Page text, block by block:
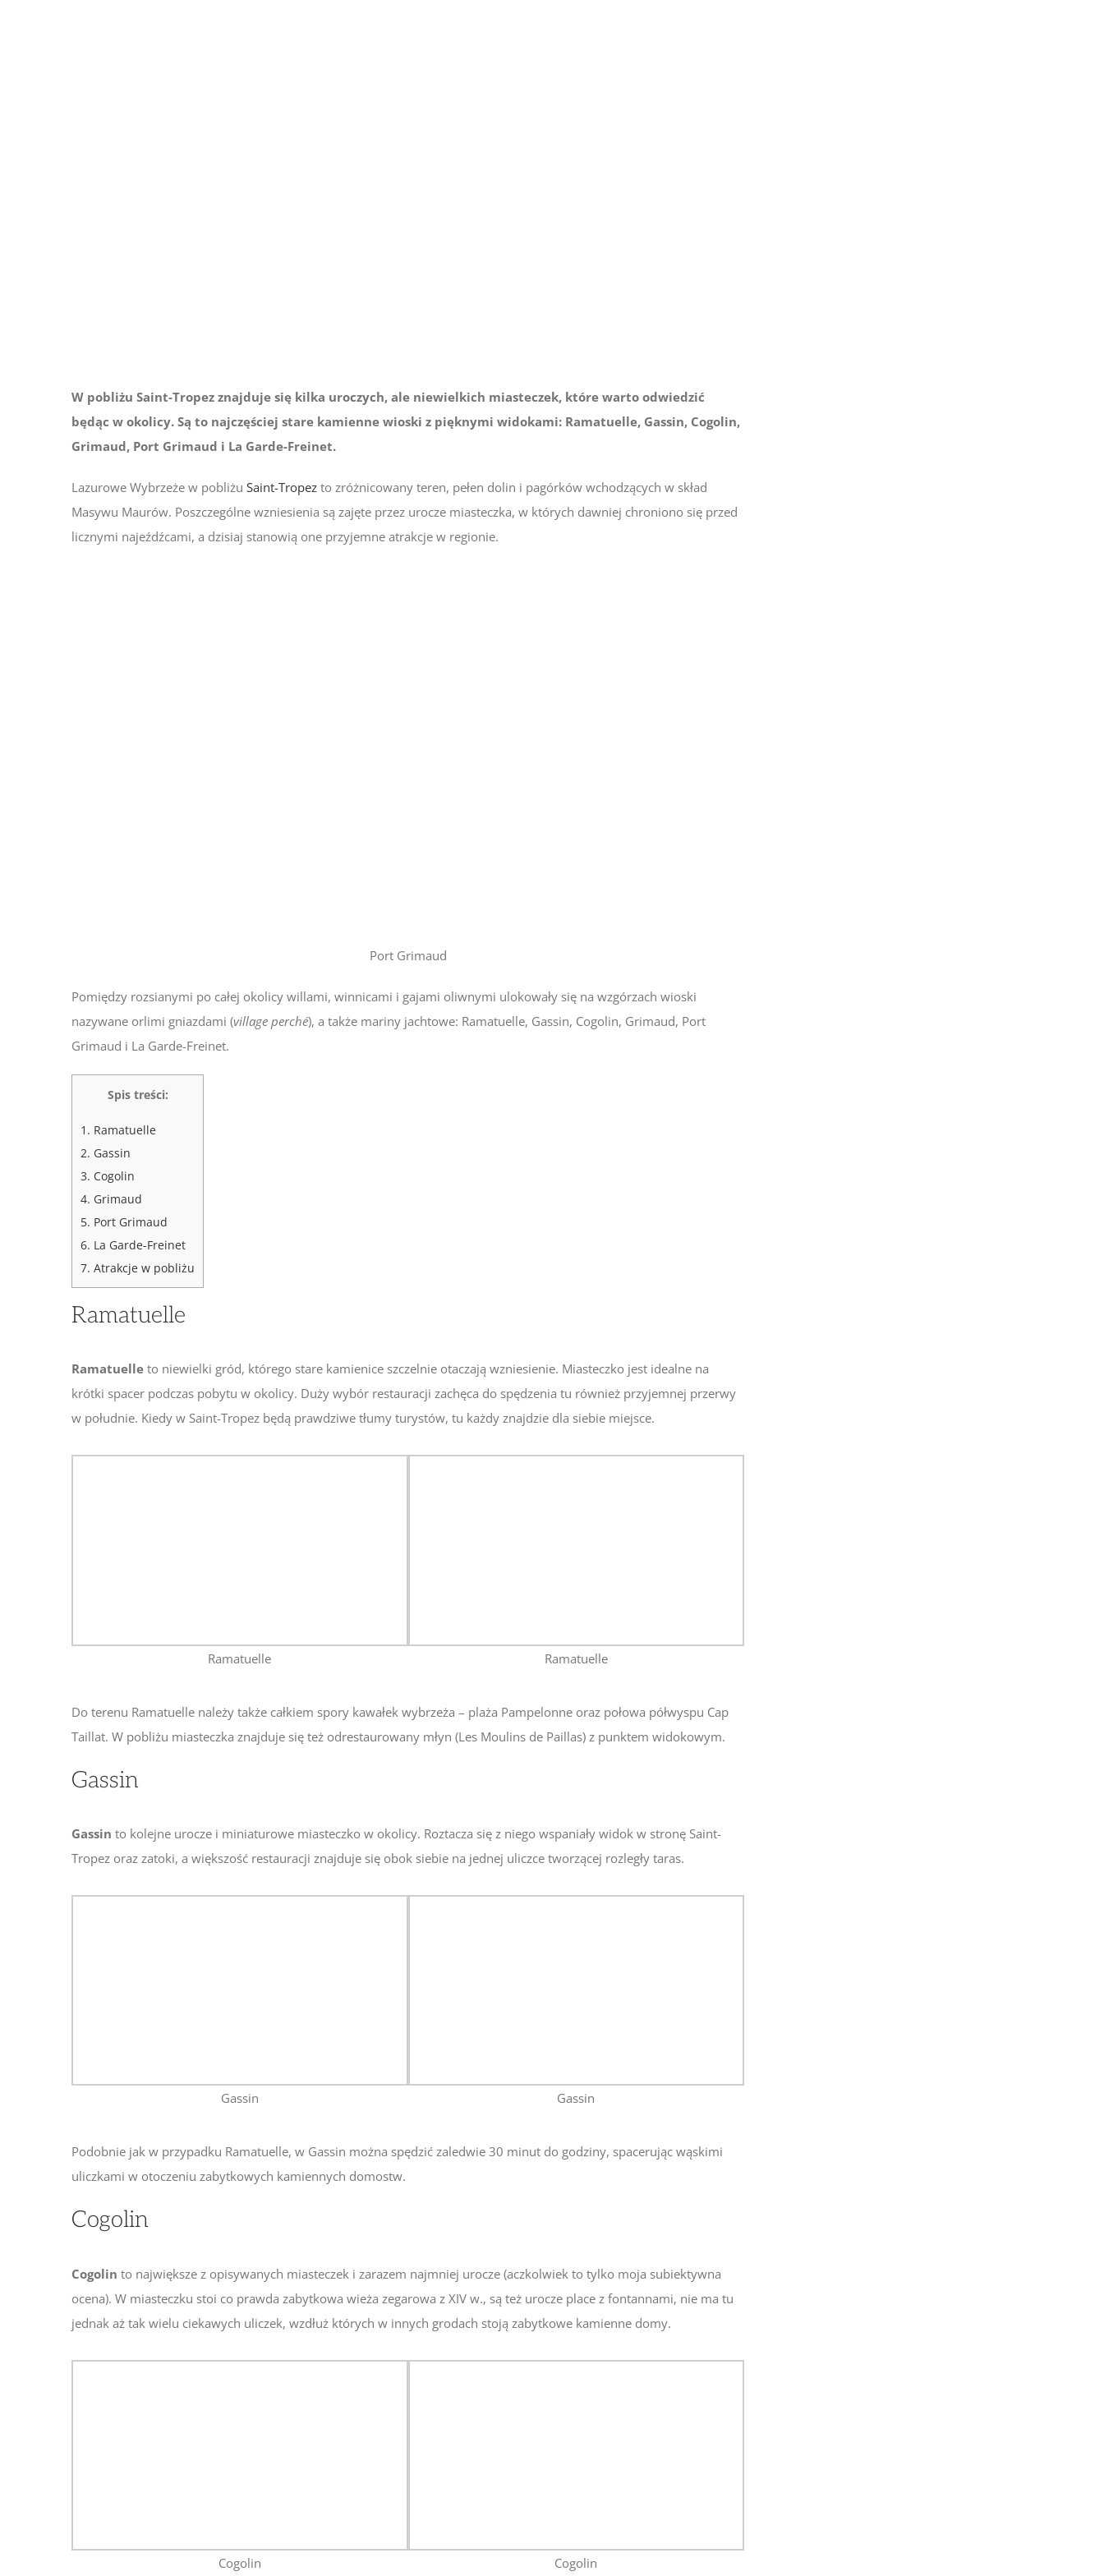
W pobliżu Saint-Tropez znajduje się kilka uroczych, ale niewielkich miasteczek, które warto odwiedzić
będąc w okolicy. Są to najczęściej stare kamienne wioski z pięknymi widokami: Ramatuelle, Gassin, Cogolin,
Grimaud, Port Grimaud i La Garde-Freinet.
Lazurowe Wybrzeże w pobliżu Saint-Tropez to zróżnicowany teren, pełen dolin i pagórków wchodzących w skład
Masywu Maurów. Poszczególne wzniesienia są zajęte przez urocze miasteczka, w których dawniej chroniono się przed
licznymi najeźdźcami, a dzisiaj stanowią one przyjemne atrakcje w regionie.
Port Grimaud
Pomiędzy rozsianymi po całej okolicy willami, winnicami i gajami oliwnymi ulokowały się na wzgórzach wioski
nazywane orlimi gniazdami (village perché), a także mariny jachtowe: Ramatuelle, Gassin, Cogolin, Grimaud, Port
Grimaud i La Garde-Freinet.
Spis treści:
1. Ramatuelle
2. Gassin
3. Cogolin
4. Grimaud
5. Port Grimaud
6. La Garde-Freinet
7. Atrakcje w pobliżu
Ramatuelle
Ramatuelle to niewielki gród, którego stare kamienice szczelnie otaczają wzniesienie. Miasteczko jest idealne na
krótki spacer podczas pobytu w okolicy. Duży wybór restauracji zachęca do spędzenia tu również przyjemnej przerwy
w południe. Kiedy w Saint-Tropez będą prawdziwe tłumy turystów, tu każdy znajdzie dla siebie miejsce.
Ramatuelle Ramatuelle
Do terenu Ramatuelle należy także całkiem spory kawałek wybrzeża – plaża Pampelonne oraz połowa półwyspu Cap
Taillat. W pobliżu miasteczka znajduje się też odrestaurowany młyn (Les Moulins de Paillas) z punktem widokowym.
Gassin
Gassin to kolejne urocze i miniaturowe miasteczko w okolicy. Roztacza się z niego wspaniały widok w stronę Saint-
Tropez oraz zatoki, a większość restauracji znajduje się obok siebie na jednej uliczce tworzącej rozległy taras.
Gassin Gassin
Podobnie jak w przypadku Ramatuelle, w Gassin można spędzić zaledwie 30 minut do godziny, spacerując wąskimi
uliczkami w otoczeniu zabytkowych kamiennych domostw.
Cogolin
Cogolin to największe z opisywanych miasteczek i zarazem najmniej urocze (aczkolwiek to tylko moja subiektywna
ocena). W miasteczku stoi co prawda zabytkowa wieża zegarowa z XIV w., są też urocze place z fontannami, nie ma tu
jednak aż tak wielu ciekawych uliczek, wzdłuż których w innych grodach stoją zabytkowe kamienne domy.
Cogolin Cogolin